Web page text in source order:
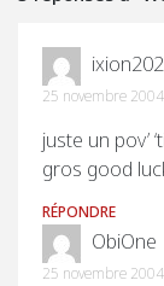
25 novembre
juste un pov’
gros good
RÉPONDRE
ObiOne
25 novembre